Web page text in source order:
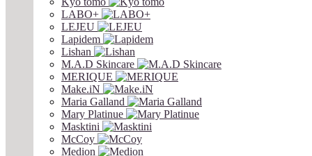
LABO+
LEJEU
Lapidem
Lishan
M.A.D Skincare
MERIQUE
Make.iN
Maria Galland
Mary Platinue
Masktini
McCoy
Medion